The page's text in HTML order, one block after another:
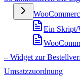
Ein Skript/
– Widget zur
Umsatzzuordnung